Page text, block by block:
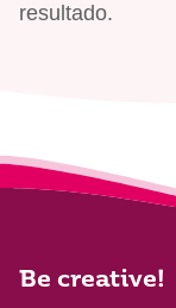
resultado.
Be creative!